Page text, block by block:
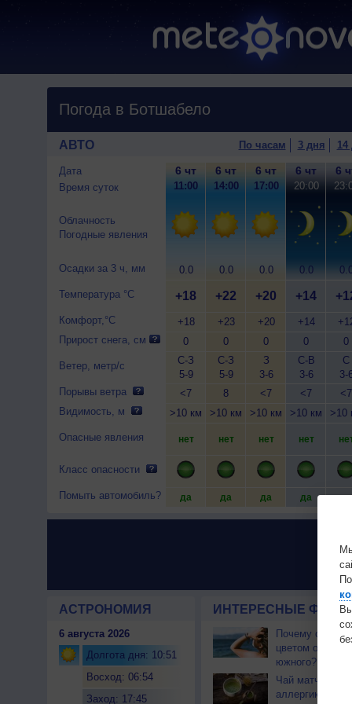
Погода в Ботшабело
АВТО По часам 3 дня 14
Дата
Время суток
Облачность
Погодные явления
Осадки за 3 ч, мм
Температура °C
Комфорт,°C
Прирост снега, см
Ветер, метр/с
Порывы ветра
Видимость, м
Опасные явления
Класс опасности
Помыть автомобиль?
6 чт
11:00
0.0
+18
+18
0
С-З
5-9
<7
>10 км
нет
да
6 чт
14:00
0.0
+22
+23
0
С-З
5-9
8
>10 км
нет
да
6 чт
17:00
0.0
+20
+20
0
З
3-6
<7
>10 км
нет
да
6 чт
20:00
0.0
+14
+14
0
С-В
3-6
<7
>10 км
нет
да
6
0
С
3-
<7
>10
да
АСТРОНОМИЯ
6 августа 2026
Долгота дня: 10:51
Восход: 06:54
Заход: 17:45
ИНТЕРЕСНЫЕ
Почему
цветом
южного?
Чай матча
аллергикам